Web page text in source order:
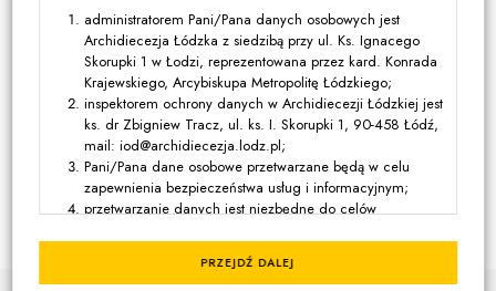
Ruchy i stowarzyszenia
Multimedia
Filmy
Zdjęcia
Media katolickie
Kontakt
administratorem Pani/Pana danych osobowych jest
Archidiecezja Łódzka z siedzibą przy ul. Ks. Ignacego
Skorupki 1 w Łodzi, reprezentowana przez kard. Konrada
Krajewskiego, Arcybiskupa Metropolitę Łódzkiego;
inspektorem ochrony danych w Archidiecezji Łódzkiej jest
ks. dr Zbigniew Tracz, ul. ks. I. Skorupki 1, 90-458 Łódź,
mail: iod@archidiecezja.lodz.pl;
Pani/Pana dane osobowe przetwarzane będą w celu
zapewnienia bezpieczeństwa usług i informacyjnym;
przetwarzanie danych jest niezbędne do celów
z wyjątkiem sytuacji, w których nadrzędny charakter wobec
PRZEJDŹ DALEJ